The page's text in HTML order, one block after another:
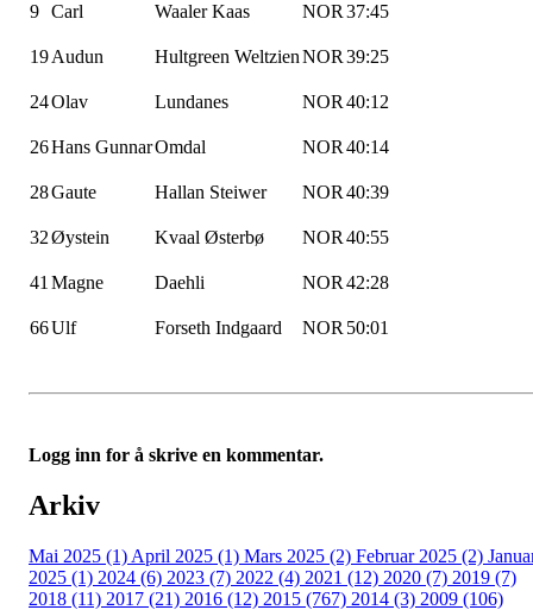
9 Carl WaalerKaas NOR 37:45
19Audun Hultgreen WeltzienNOR 39:25
24Olav Lundanes NOR 40:12
26Hans GunnarOmdal NOR 40:14
28Gaute Hallan Steiwer NOR 40:39
32Øystein Kvaal Østerbø NOR 40:55
41 Magne Daehli NOR 42:28
66Ulf Forseth Indgaard NOR 50:01
Logg inn for å skrive en kommentar.
Arkiv
Mai 2025 (1) April 2025 (1) Mars 2025 (2) Februar 2025 (2)
2025 (1) 2024 (6) 2023 (7) 2022 (4) 2021 (12) 2020 (7) 2019 (7)
2018 (11) 2017 (21) 2016 (12) 2015 (767) 2014 (3) 2009 (106)